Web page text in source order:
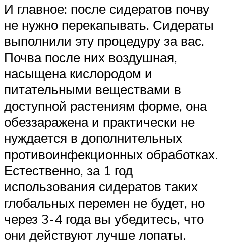
И главное: после сидератов почву
не нужно перекапывать. Сидераты
выполнили эту процедуру за вас.
Почва после них воздушная,
насыщена кислородом и
питательными веществами в
доступной растениям форме, она
обеззаражена и практически не
нуждается в дополнительных
противоинфекционных обработках.
Естественно, за 1 год
использования сидератов таких
глобальных перемен не будет, но
через 3-4 года вы убедитесь, что
они действуют лучше лопаты.